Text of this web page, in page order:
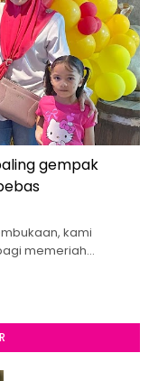
gempak
kami
memeriah…